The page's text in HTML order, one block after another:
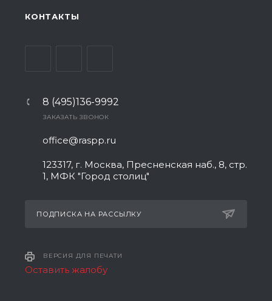
КОНТАКТЫ
8 (495)136-9992
ЗАКАЗАТЬ ЗВОНОК
office@raspp.ru
123317, г. Москва, Пресненская наб., 8, стр.
1, МФК "Город столиц"
ПОДПИСКА НА РАССЫЛКУ
ВЕРСИЯ ДЛЯ ПЕЧАТИ
Оставить жалобу